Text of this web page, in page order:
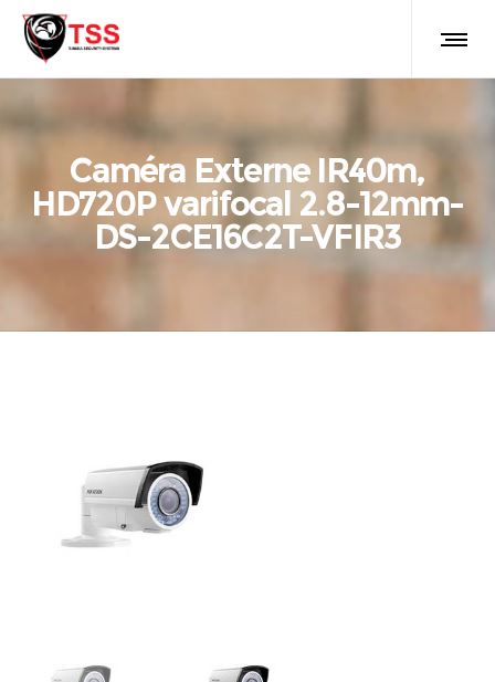
Caméra Externe IR40m,
HD720P varifocal 2.8-12mm-
DS-2CE16C2T-VFIR3